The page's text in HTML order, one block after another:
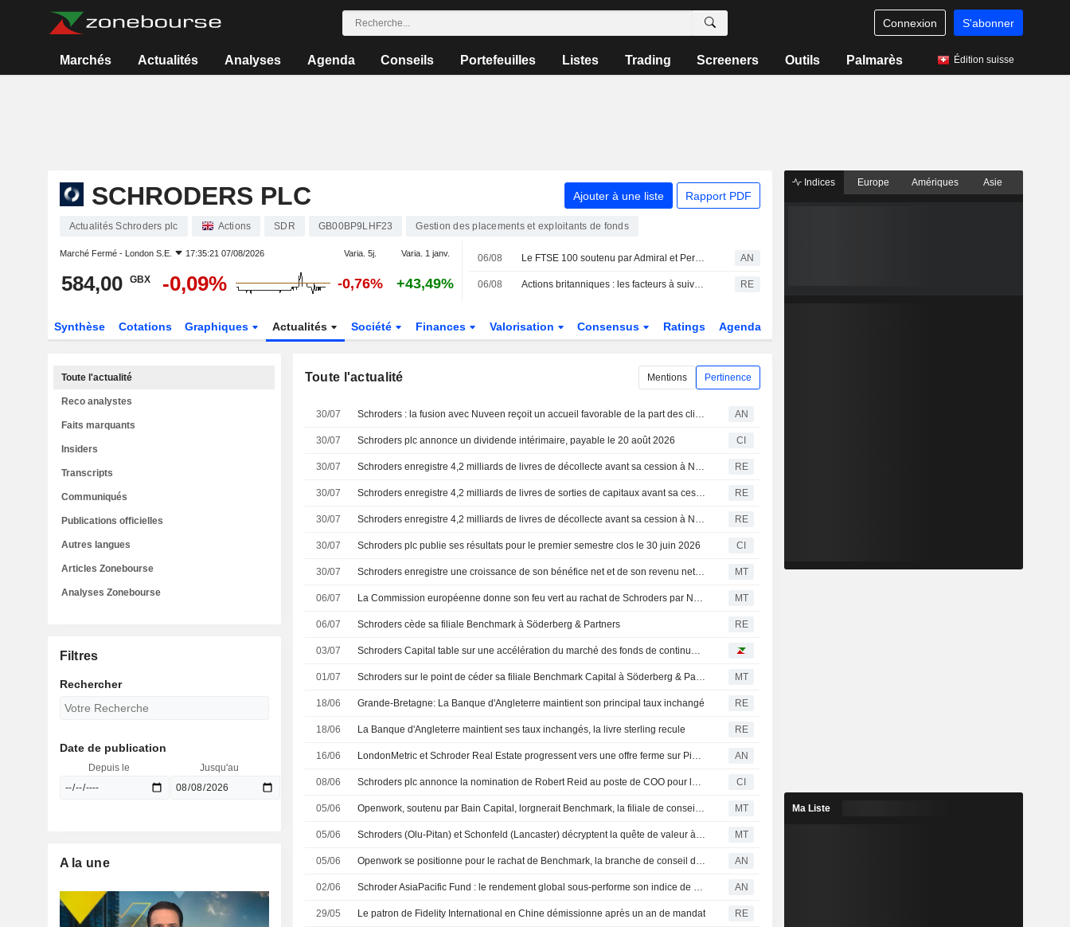
Connexion S'abonner
Marchés Actualités Analyses Agenda Conseils Portefeuilles Listes Trading Screeners Outils Palmarès Édition suisse
SCHRODERS PLC Ajouter à une liste Rapport PDF
Actualités Schroders plc Actions SDR GB00BP9LHF23 Gestion des placements et exploitants de fonds
Marché Fermé - London S.E. 17:35:21 07/08/2026 Varia. 5j. Varia. 1 janv.
584,00 GBX -0,09% -0,76% +43,49%
06/08 Le FTSE 100 soutenu par Admiral et Persimmon AN
06/08 Actions britanniques : les facteurs à suivre le 6 août RE
Synthèse Cotations Graphiques Actualités Société Finances Valorisation Consensus Ratings Agenda
Toute l'actualité Mentions Pertinence
30/07 Schroders : la fusion avec Nuveen reçoit un accueil favorable de la part des clients AN
30/07 Schroders plc annonce un dividende intérimaire, payable le 20 août 2026 CI
30/07 Schroders enregistre 4,2 milliards de livres de décollecte avant sa cession à Nuveen RE
30/07 Schroders enregistre 4,2 milliards de livres de sorties de capitaux avant sa cession à Nuveen RE
30/07 Schroders enregistre 4,2 milliards de livres de décollecte avant sa cession à Nuveen RE
30/07 Schroders plc publie ses résultats pour le premier semestre clos le 30 juin 2026 CI
30/07 Schroders enregistre une croissance de son bénéfice net et de son revenu net d'exploitation au premier semestre MT
06/07 La Commission européenne donne son feu vert au rachat de Schroders par Nuveen MT
06/07 Schroders cède sa filiale Benchmark à Söderberg & Partners RE
03/07 Schroders Capital table sur une accélération du marché des fonds de continuation
01/07 Schroders sur le point de céder sa filiale Benchmark Capital à Söderberg & Partners pour plus de 200 millions de livres MT
18/06 Grande-Bretagne: La Banque d'Angleterre maintient son principal taux inchangé RE
18/06 La Banque d'Angleterre maintient ses taux inchangés, la livre sterling recule RE
16/06 LondonMetric et Schroder Real Estate progressent vers une offre ferme sur Picton AN
08/06 Schroders plc annonce la nomination de Robert Reid au poste de COO pour la région Asie-Pacifique CI
05/06 Openwork, soutenu par Bain Capital, lorgnerait Benchmark, la filiale de conseil de Schroders MT
05/06 Schroders (Olu-Pitan) et Schonfeld (Lancaster) décryptent la quête de valeur à l'heure de l'IA MT
05/06 Openwork se positionne pour le rachat de Benchmark, la branche de conseil de Schroders - Sky News AN
02/06 Schroder AsiaPacific Fund : le rendement global sous-performe son indice de référence AN
29/05 Le patron de Fidelity International en Chine démissionne après un an de mandat RE
Toute l'actualité
Reco analystes
Faits marquants
Insiders
Transcripts
Communiqués
Publications officielles
Autres langues
Articles Zonebourse
Analyses Zonebourse
Filtres
Rechercher
Date de publication
Depuis le Jusqu'au
A la une
Indices Europe Amériques Asie
Ma Liste